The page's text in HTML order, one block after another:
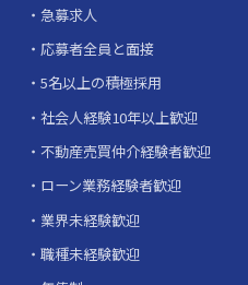
急募求人
応募者全員と面接
5名以上の積極採用
社会人経験10年以上歓迎
不動産売買仲介経験者歓迎
ローン業務経験者歓迎
業界未経験歓迎
職種未経験歓迎